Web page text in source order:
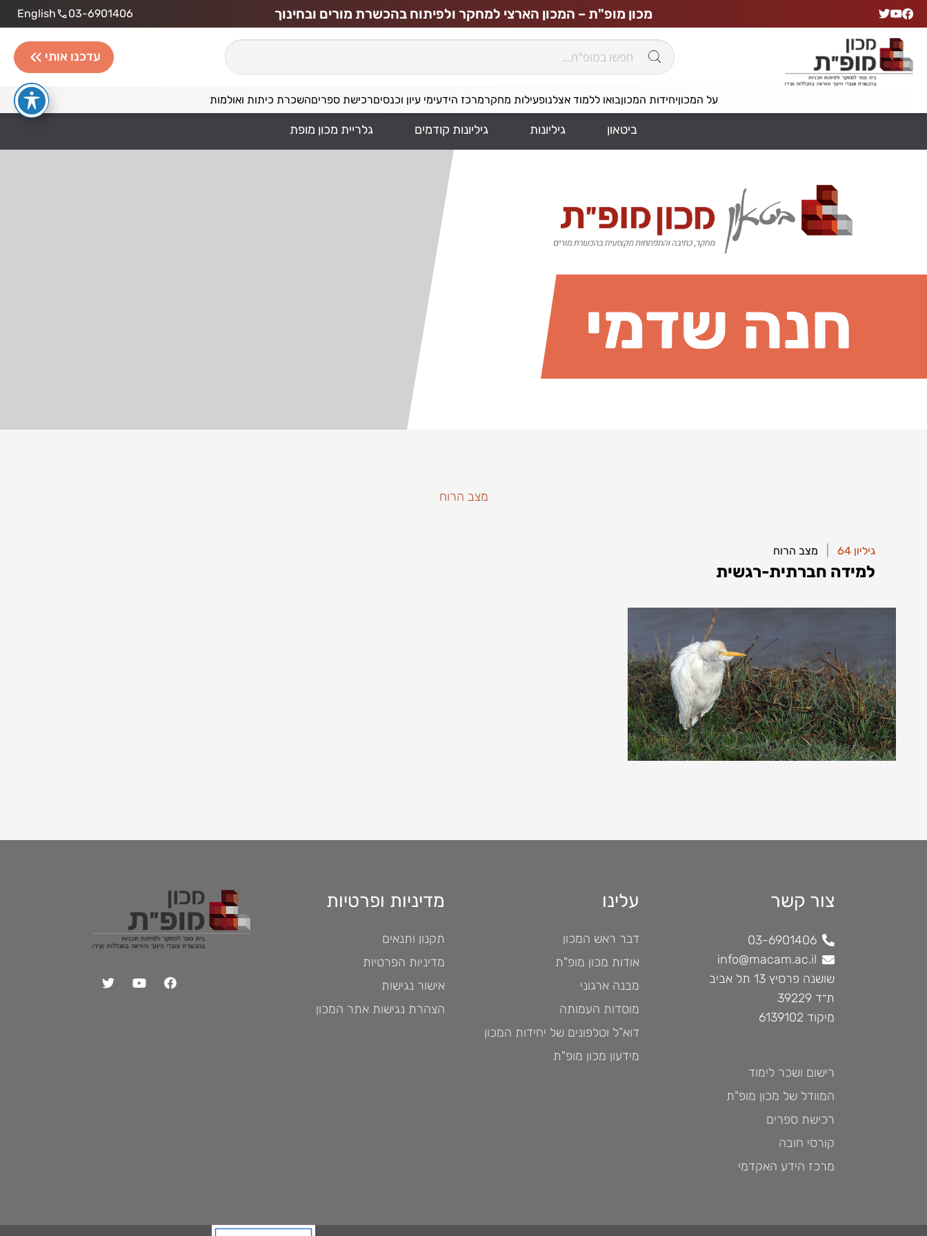
מכון מופ"ת – המכון הארצי למחקר ולפיתוח בהכשרת מורים ובחינוך 03-6901406
English
עדכנו אותי
על המכוןיחידות המכוןבואו ללמוד אצלנופעילות מחקרמרכז הידעימי עיון וכנסיםרכישת ספריםהשכרת כיתות ואולמות
ביטאון גיליונות גיליונות קודמים גלריית מכון מופת
חנה שדמי
מצב הרוח
גיליון 64 מצב הרוח
למידה חברתית-רגשית
גיליון 64 מצב הרוח
להמשך קריאה חנה שדמי
צור קשר
03-6901406
info@macam.ac.il
שושנה פרסיץ 13 תל אביב
ת״ד 39229
מיקוד 6139102
רישום ושכר לימוד
המוודל של מכון מופ"ת
רכישת ספרים
קורסי חובה
מרכז הידע האקדמי
עלינו
דבר ראש המכון
אודות מכון מופ"ת
מבנה ארגוני
מוסדות העמותה
דוא”ל וטלפונים של יחידות המכון
מידעון מכון מופ"ת
מדיניות ופרטיות
תקנון ותנאים
מדיניות הפרטיות
אישור נגישות
הצהרת נגישות אתר המכון